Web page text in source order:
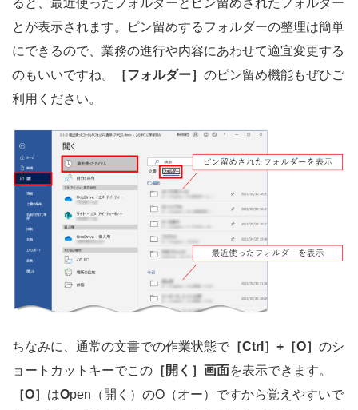
ると、最近使ったフォルダーとピン留めされたフォルダー
とが表示されます。ピン留めするフォルダーの整理は簡単
にできるので、業務の進行や内容にあわせて適宜変更する
のもいいですね。
［フォルダー］ のピン留め機能もぜひご
利用ください。
ちなみに、通常の文書での作業状態で ［Ctrl］+［O］ のシ
ョートカットキーでこの ［開く］画面を表示できます。
［O］ はOpen（開く）のO（オー）ですから覚えやすいで